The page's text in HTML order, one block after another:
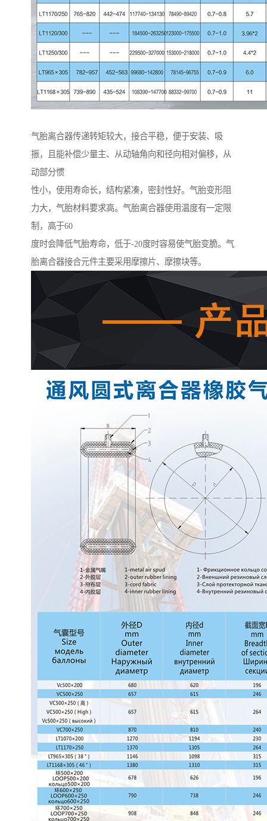
气胎离合器传递转矩较大，接合平稳，便于安装、吸
振，且能补偿少量主、从动轴角向和径向相对偏移，从
动部分惯
性小，使用寿命长，结构紧凑，密封性好。气胎变形阻
力大，气胎材料要求高。气胎离合器使用温度有一定限
制，高于60
度时会降低气胎寿命，低于-20度时容易使气胎变脆。气
胎离合器接合元件主要采用摩擦片、摩擦块等。